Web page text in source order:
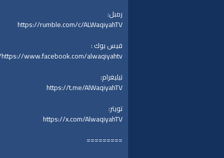
رمبل:
https://rumble.com/c/ALWaqiyahTV
فيس بوك :
https://www.facebook.com/alwaqiyahtv/
تيليغرام:
https://t.me/AlWaqiyahTV
تويتر:
https://x.com/AlwaqiyahTV
=========